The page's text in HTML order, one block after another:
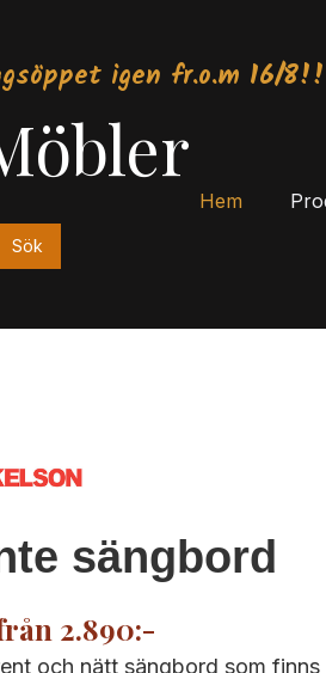
igen fr.o.m 16/8!!
Hem
sängbord
2.890:-
och nätt sängbord som